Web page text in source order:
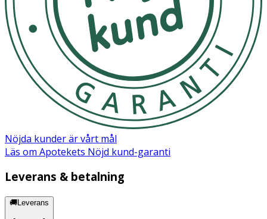
Nöjda kunder är vårt mål
Läs om Apotekets Nöjd kund-garanti
Leverans & betalning
🚚Leverans